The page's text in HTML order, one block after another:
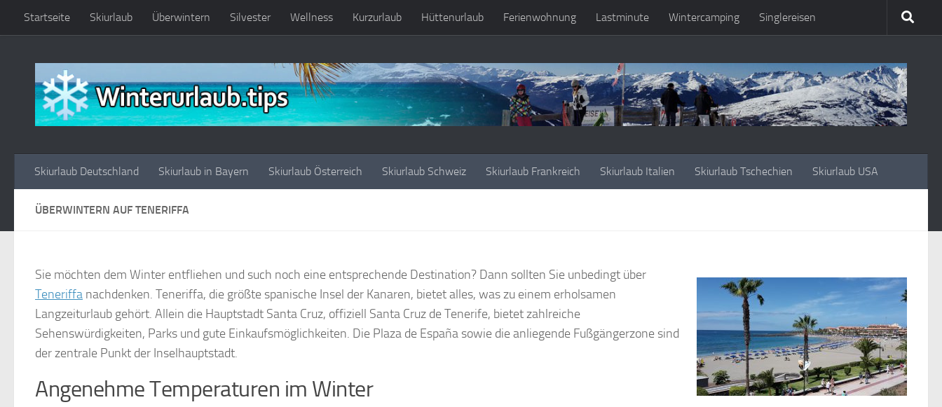
Zum Inhalt springen
Startseite Skiurlaub Überwintern Silvester Wellness Kurzurlaub Hüttenurlaub Ferienwohnung Lastminute Wintercamping Singlereisen
Skiurlaub Deutschland Skiurlaub in Bayern Skiurlaub Österreich Skiurlaub Schweiz Skiurlaub Frankreich Skiurlaub Italien Skiurlaub Tschechien Skiurlaub USA
ÜBERWINTERN AUF TENERIFFA
Sie möchten dem Winter entfliehen und such noch eine entsprechende Destination? Dann sollten Sie unbedingt über
Teneriffa nachdenken. Teneriffa, die größte spanische Insel der Kanaren, bietet alles, was zu einem erholsamen
Langzeiturlaub gehört. Allein die Hauptstadt Santa Cruz, offiziell Santa Cruz de Tenerife, bietet zahlreiche
Sehenswürdigkeiten, Parks und gute Einkaufsmöglichkeiten. Die Plaza de España sowie die anliegende Fußgängerzone sind
der zentrale Punkt der Inselhauptstadt.
Angenehme Temperaturen im Winter